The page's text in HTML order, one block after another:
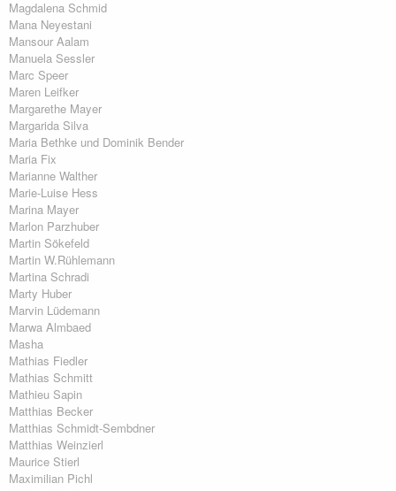
Magdalena Schmid
Mana Neyestani
Mansour Aalam
Manuela Sessler
Marc Speer
Maren Leifker
Margarethe Mayer
Margarida Silva
Maria Bethke und Dominik Bender
Maria Fix
Marianne Walther
Marie-Luise Hess
Marina Mayer
Marlon Parzhuber
Martin Sökefeld
Martin W.Rühlemann
Martina Schradi
Marty Huber
Marvin Lüdemann
Marwa Almbaed
Masha
Mathias Fiedler
Mathias Schmitt
Mathieu Sapin
Matthias Becker
Matthias Schmidt-Sembdner
Matthias Weinzierl
Maurice Stierl
Maximilian Pichl